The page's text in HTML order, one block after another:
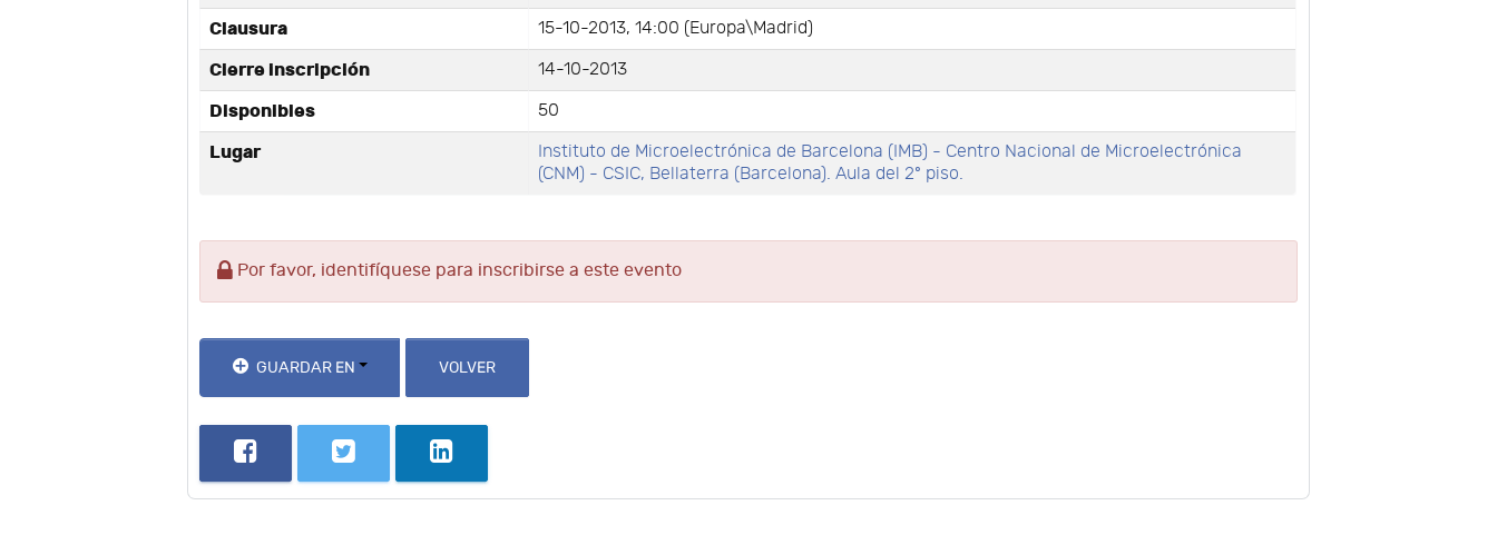
Clausura 15-10-2013, 14:00 (Europa\Madrid)
Cierre inscripción 14-10-2013
Disponibles 50
Lugar
Instituto de Microelectrónica de Barcelona (IMB) - Centro Nacional de Microelectrónica
(CNM) - CSIC, Bellaterra (Barcelona). Aula del 2º piso.
Por favor, identifíquese para inscribirse a este evento
GUARDAR EN VOLVER